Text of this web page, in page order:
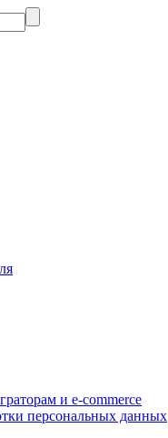
и e-commerce
персональных данных